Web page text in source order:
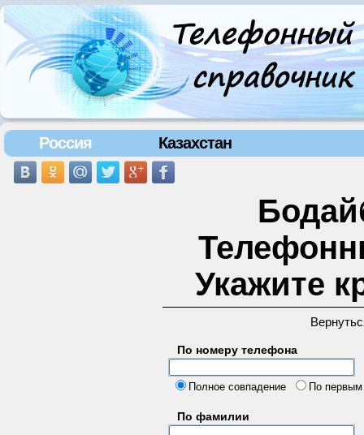
Россия Казахстан
Укажите
По номеру телефона
Полное совпадение
По
По фамилии